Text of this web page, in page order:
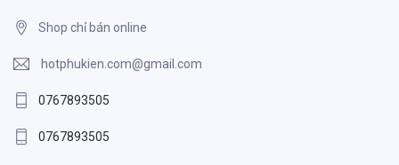
Shop chỉ bán online
hotphukien.com@gmail.com
0767893505
0767893505